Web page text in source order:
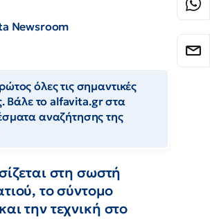
Newsroom
όλες τις σημαντικές
Βάλε το alfavita.gr στα
αναζήτησης της
στη σωστή
το σύντομο
την τεχνική στο